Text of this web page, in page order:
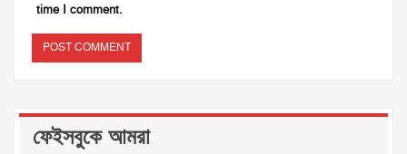
time I comment.
ফেইসবুকে আমরা